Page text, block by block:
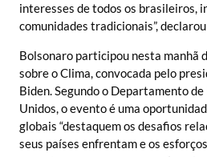
interesses de todos os brasileiros,
comunidades tradicionais”,
Bolsonaro participou nesta manhã
sobre o Clima, convocada pelo
Biden. Segundo o Departamento
Unidos, o evento é uma
globais “destaquem os desafios
seus países enfrentam e os